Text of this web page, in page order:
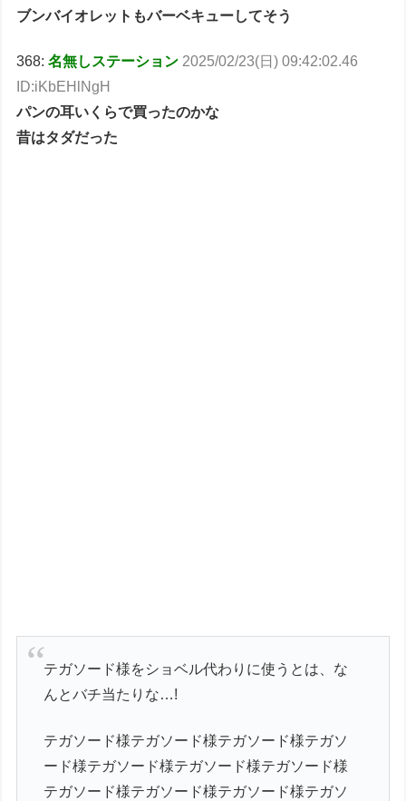
ブンバイオレットもバーベキューしてそう
368:名無しステーション 2025/02/23(日) 09:42:02.46
ID:iKbEHlNgH
パンの耳いくらで買ったのかな
昔はタダだった
テガソード様をショベル代わりに使うとは、な
んとバチ当たりな…!
テガソード様テガソード様テガソード様テガソ
ード様テガソード様テガソード様テガソード様
テガソード様テガソード様テガソード様テガソ